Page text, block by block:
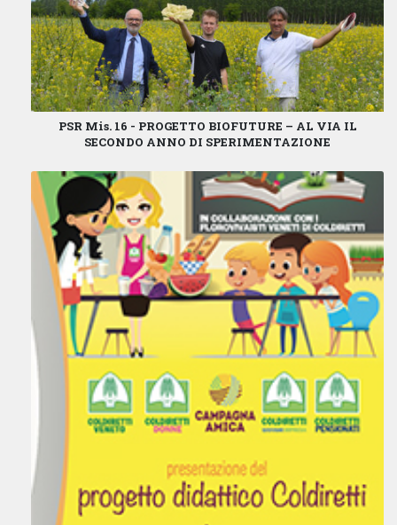
PSR Mis. 16 - PROGETTO BIOFUTURE – AL VIA IL
SECONDO ANNO DI SPERIMENTAZIONE